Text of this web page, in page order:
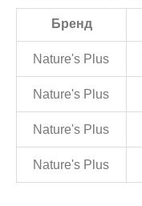
Бренд
Nature's Plus
Nature's Plus
Nature's Plus
Nature's Plus